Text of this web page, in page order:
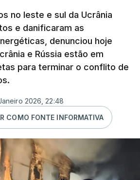
no leste e sul da Ucrânia
e danificaram as
denunciou hoje
e Rússia estão em
para terminar o conflito de
2026, 22:48
COMO FONTE INFORMATIVA